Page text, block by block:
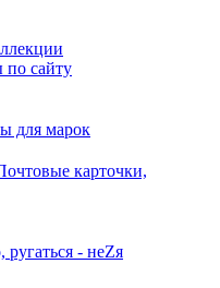
по сайту
для марок
карточки,
- неZя